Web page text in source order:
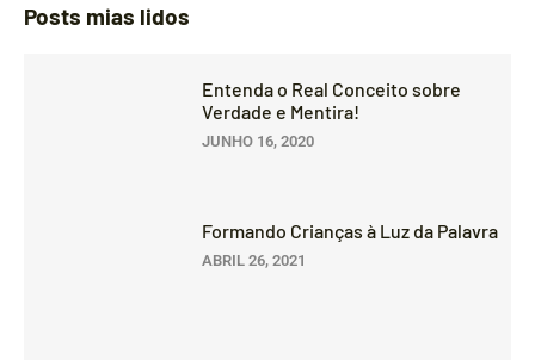
Posts mias lidos
Entenda o Real Conceito sobre
Verdade e Mentira!
JUNHO 16, 2020
Formando Crianças à Luz da Palavra
ABRIL 26, 2021